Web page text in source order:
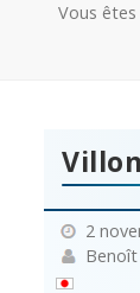
Vous êtes
2
Benoît